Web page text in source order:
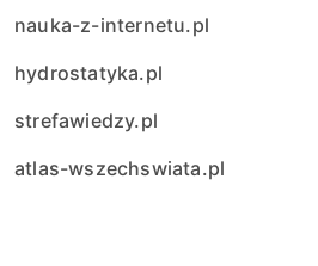
nauka-z-internetu.pl
hydrostatyka.pl
strefawiedzy.pl
atlas-wszechswiata.pl